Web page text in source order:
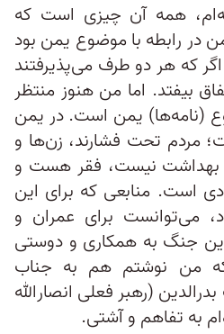
همه آن چیزی است که
در رابطه با موضوع یمن بود
که هر دو طرف می‌پذیرفتند
بیفتد. اما من هنوز منتظر
(نامه‌ها) یمن است. در یمن
مردم تحت فشارند، زن‌ها و
بهداشت نیست، فقر هست و
است. منابعی که برای این
می‌توانست برای عمران و
این جنگ به همکاری و دوستی
که من نوشتم هم به جناب
(رهبر فعلی انصارالله
به تفاهم و آشتی.